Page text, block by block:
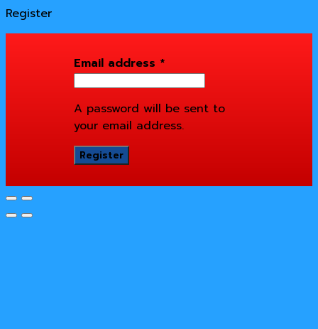
Register
Email address *
A password will be sent to
your email address.
Register